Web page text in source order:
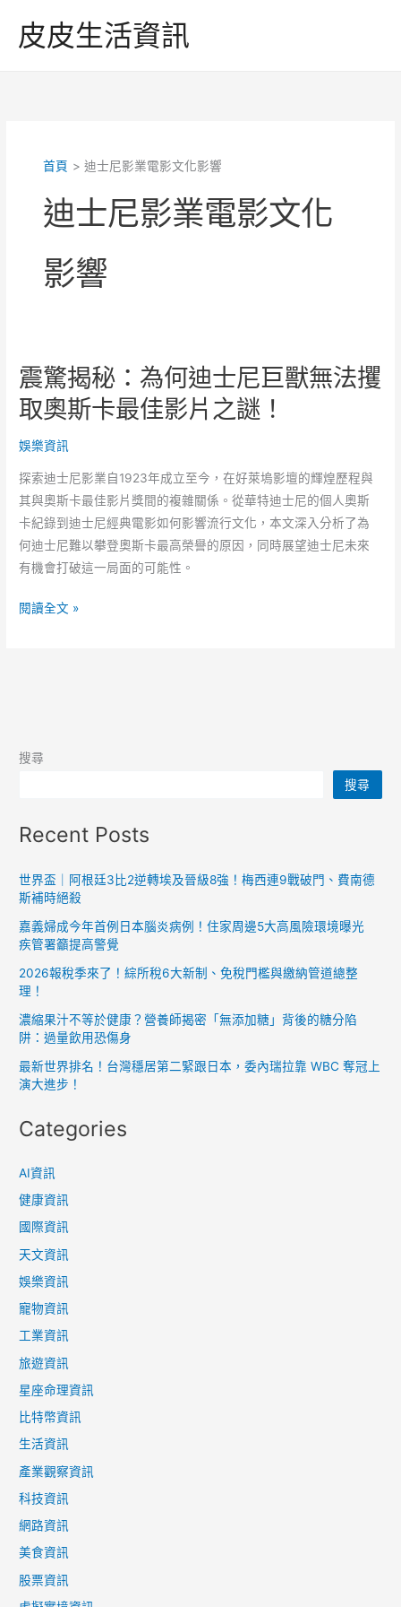
皮皮生活資訊
首頁 迪士尼影業電影文化影響
迪士尼影業電影文化
影響
震驚揭秘：為何迪士尼巨獸無法攫
取奧斯卡最佳影片之謎！
娛樂資訊
探索迪士尼影業自1923年成立至今，在好萊塢影壇的輝煌歷程與
其與奧斯卡最佳影片獎間的複雜關係。從華特迪士尼的個人奧斯
卡紀錄到迪士尼經典電影如何影響流行文化，本文深入分析了為
何迪士尼難以攀登奧斯卡最高榮譽的原因，同時展望迪士尼未來
有機會打破這一局面的可能性。
震
士
獸
法
攫
取
奧
斯
卡
最
佳
片
謎！
閱讀全文 »
搜尋
搜尋
Recent Posts
世界盃｜阿根廷3比2逆轉埃及晉級8強！梅西連9戰破門、費南德
斯補時絕殺
嘉義婦成今年首例日本腦炎病例！住家周邊5大高風險環境曝光
疾管署籲提高警覺
2026報稅季來了！綜所稅6大新制、免稅門檻與繳納管道總整
理！
濃縮果汁不等於健康？營養師揭密「無添加糖」背後的糖分陷
阱：過量飲用恐傷身
最新世界排名！台灣穩居第二緊跟日本，委內瑞拉靠 WBC 奪冠上
演大進步！
Categories
AI資訊
健康資訊
國際資訊
天文資訊
娛樂資訊
寵物資訊
工業資訊
旅遊資訊
星座命理資訊
比特幣資訊
生活資訊
產業觀察資訊
科技資訊
網路資訊
美食資訊
股票資訊